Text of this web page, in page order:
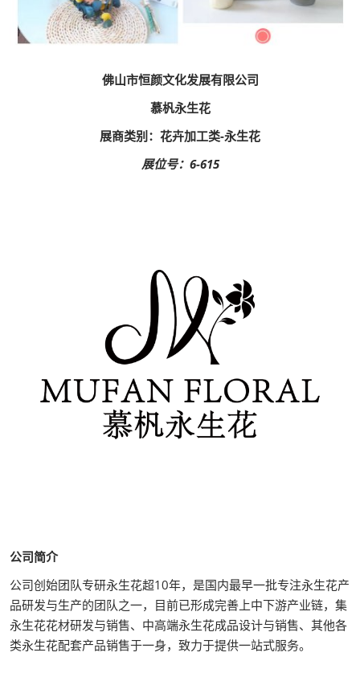
佛山市恒颜文化发展有限公司
慕杋永生花
展商类别：花卉加工类-永生花
展位号：6-615
公司简介
公司创始团队专研永生花超10年，是国内最早一批专注永生花产
品研发与生产的团队之一，目前已形成完善上中下游产业链，集
永生花花材研发与销售、中高端永生花成品设计与销售、其他各
类永生花配套产品销售于一身，致力于提供一站式服务。